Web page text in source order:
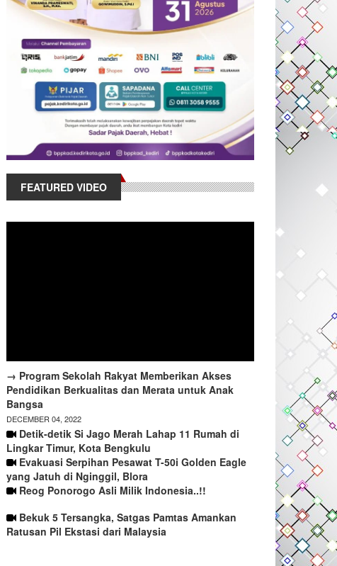
FEATURED VIDEO
→ Program Sekolah Rakyat Memberikan Akses
Pendidikan Berkualitas dan Merata untuk Anak
Bangsa
DECEMBER 04, 2022
Detik-detik Si Jago Merah Lahap 11 Rumah di
Lingkar Timur, Kota Bengkulu
Evakuasi Serpihan Pesawat T-50i Golden Eagle
yang Jatuh di Nginggil, Blora
Reog Ponorogo Asli Milik Indonesia..!!
Bekuk 5 Tersangka, Satgas Pamtas Amankan
Ratusan Pil Ekstasi dari Malaysia